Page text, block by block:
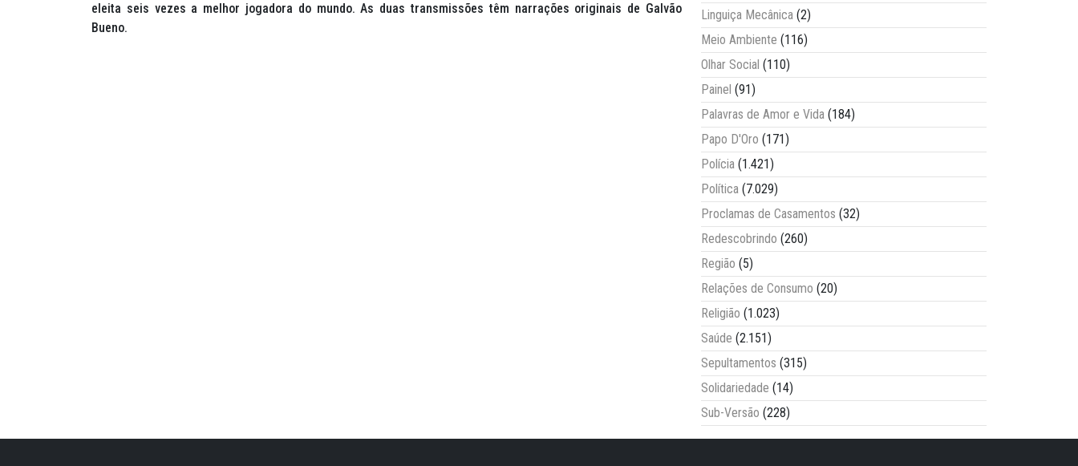
eleita seis vezes a melhor jogadora do mundo. As duas transmissões têm narrações originais de Galvão
Bueno.
Linguiça Mecânica (2)
Meio Ambiente (116)
Olhar Social (110)
Painel (91)
Palavras de Amor e Vida (184)
Papo D'Oro (171)
Polícia (1.421)
Política (7.029)
Proclamas de Casamentos (32)
Redescobrindo (260)
Região (5)
Relações de Consumo (20)
Religião (1.023)
Saúde (2.151)
Sepultamentos (315)
Solidariedade (14)
Sub-Versão (228)